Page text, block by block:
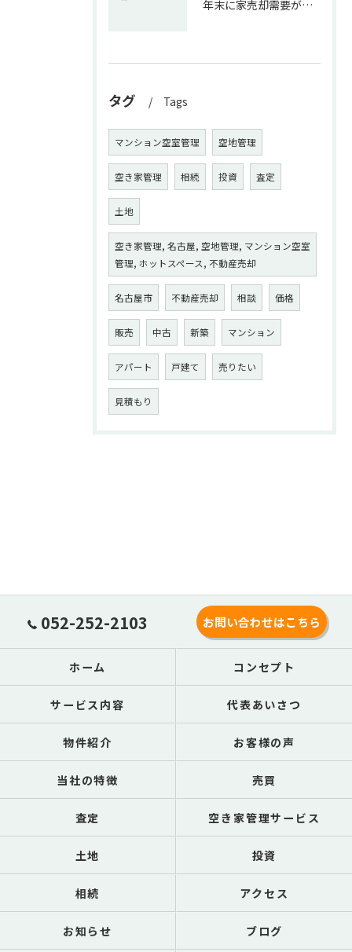
年末に家売却需要が増す理由解説
タグ Tags
マンション空室管理 空地管理
空き家管理 相続 投資 査定
土地
空き家管理, 名古屋, 空地管理, マンション空室
管理, ホットスペース, 不動産売却
名古屋市 不動産売却 相談 価格
販売 中古 新築 マンション
アパート 戸建て 売りたい
見積もり
052-252-2103 お問い合わせはこちら
ホーム コンセプト
サービス内容 代表あいさつ
物件紹介 お客様の声
当社の特徴 売買
査定 空き家管理サービス
土地 投資
相続 アクセス
お知らせ ブログ